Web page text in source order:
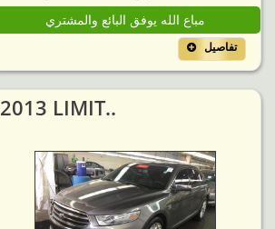
مباع الله يوفق البائع والمشتري
تفاصيل
2013 LIMIT..